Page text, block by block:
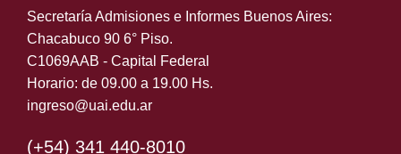
Secretaría Admisiones e Informes Buenos Aires:
Chacabuco 90 6° Piso.
C1069AAB - Capital Federal
Horario: de 09.00 a 19.00 Hs.
ingreso@uai.edu.ar
(+54) 341 440-8010